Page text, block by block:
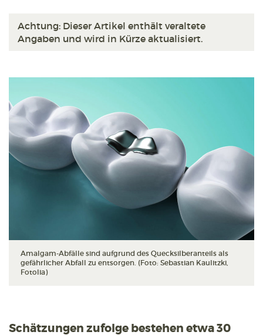
Achtung: Dieser Artikel enthält veraltete
Angaben und wird in Kürze aktualisiert.
Amalgam-Abfälle sind aufgrund des Quecksilberanteils als
gefährlicher Abfall zu entsorgen. (Foto: Sebastian Kaulitzki,
Fotolia)
Schätzungen zufolge bestehen etwa 30